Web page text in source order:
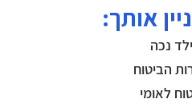
אותך:
נכה
הביטוח
לאומי